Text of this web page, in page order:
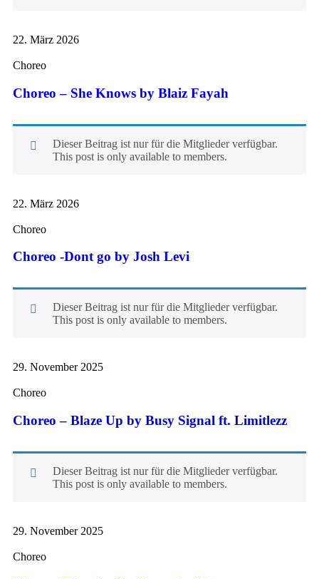
22. März 2026
Choreo
Choreo – She Knows by Blaiz Fayah
Dieser Beitrag ist nur für die Mitglieder verfügbar.
This post is only available to members.
22. März 2026
Choreo
Choreo -Dont go by Josh Levi
Dieser Beitrag ist nur für die Mitglieder verfügbar.
This post is only available to members.
29. November 2025
Choreo
Choreo – Blaze Up by Busy Signal ft. Limitlezz
Dieser Beitrag ist nur für die Mitglieder verfügbar.
This post is only available to members.
29. November 2025
Choreo